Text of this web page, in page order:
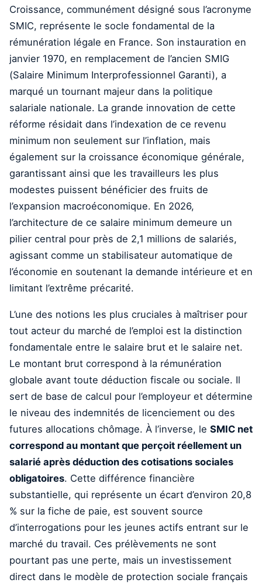
Croissance, communément désigné sous l’acronyme
SMIC, représente le socle fondamental de la
rémunération légale en France. Son instauration en
janvier 1970, en remplacement de l’ancien SMIG
(Salaire Minimum Interprofessionnel Garanti), a
marqué un tournant majeur dans la politique
salariale nationale. La grande innovation de cette
réforme résidait dans l’indexation de ce revenu
minimum non seulement sur l’inflation, mais
également sur la croissance économique générale,
garantissant ainsi que les travailleurs les plus
modestes puissent bénéficier des fruits de
l’expansion macroéconomique. En 2026,
l’architecture de ce salaire minimum demeure un
pilier central pour près de 2,1 millions de salariés,
agissant comme un stabilisateur automatique de
l’économie en soutenant la demande intérieure et en
limitant l’extrême précarité.
L’une des notions les plus cruciales à maîtriser pour
tout acteur du marché de l’emploi est la distinction
fondamentale entre le salaire brut et le salaire net.
Le montant brut correspond à la rémunération
globale avant toute déduction fiscale ou sociale. Il
sert de base de calcul pour l’employeur et détermine
le niveau des indemnités de licenciement ou des
futures allocations chômage. À l’inverse, le SMIC net
correspond au montant que perçoit réellement un
salarié après déduction des cotisations sociales
obligatoires. Cette différence financière
substantielle, qui représente un écart d’environ 20,8
% sur la fiche de paie, est souvent source
d’interrogations pour les jeunes actifs entrant sur le
marché du travail. Ces prélèvements ne sont
pourtant pas une perte, mais un investissement
direct dans le modèle de protection sociale français